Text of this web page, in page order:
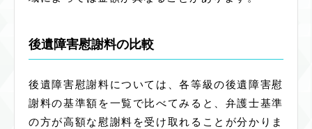
後遺障害慰謝料の比較
後遺障害慰謝料については、各等級の後遺障害慰
謝料の基準額を一覧で比べてみると、弁護士基準
の方が高額な慰謝料を受け取れることが分かりま